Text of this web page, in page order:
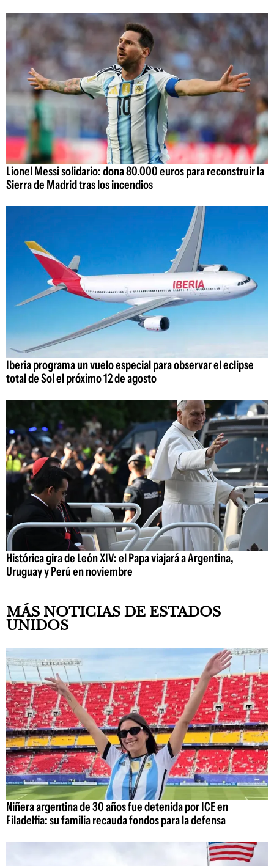
Lionel Messi solidario: dona 80.000 euros para reconstruir la
Sierra de Madrid tras los incendios
Iberia programa un vuelo especial para observar el eclipse
total de Sol el próximo 12 de agosto
Histórica gira de León XIV: el Papa viajará a Argentina,
Uruguay y Perú en noviembre
MÁS NOTICIAS DE ESTADOS
UNIDOS
Niñera argentina de 30 años fue detenida por ICE en
Filadelfia: su familia recauda fondos para la defensa